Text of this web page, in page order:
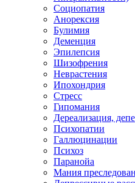
Социопатия
Анорексия
Булимия
Деменция
Эпилепсия
Шизофрения
Неврастения
Ипохондрия
Стресс
Гипомания
Дереализация,
Психопатии
Галлюцинации
Психоз
Паранойа
Мания